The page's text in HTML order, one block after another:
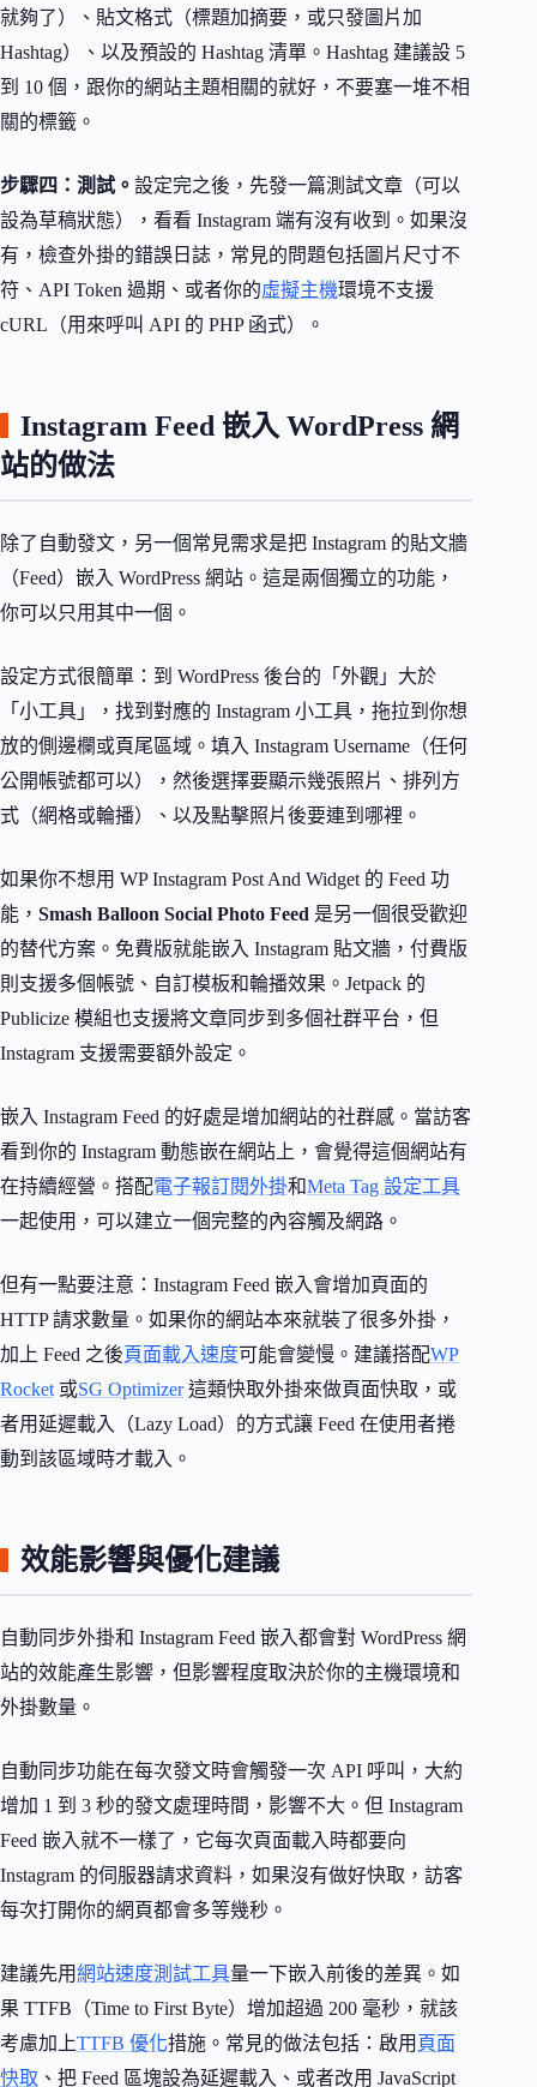
就夠了）、貼文格式（標題加摘要，或只發圖片加
Hashtag）、以及預設的 Hashtag 清單。Hashtag 建議設 5
到 10 個，跟你的網站主題相關的就好，不要塞一堆不相
關的標籤。
步驟四：測試。 設定完之後，先發一篇測試文章（可以
設為草稿狀態），看看 Instagram 端有沒有收到。如果沒
有，檢查外掛的錯誤日誌，常見的問題包括圖片尺寸不
符、API Token 過期、或者你的虛擬主機環境不支援
cURL（用來呼叫 API 的 PHP 函式）。
Instagram Feed 嵌入 WordPress 網
站的做法
除了自動發文，另一個常見需求是把 Instagram 的貼文牆
（Feed）嵌入 WordPress 網站。這是兩個獨立的功能，
你可以只用其中一個。
設定方式很簡單：到 WordPress 後台的「外觀」大於
「小工具」，找到對應的 Instagram 小工具，拖拉到你想
放的側邊欄或頁尾區域。填入 Instagram Username（任何
公開帳號都可以），然後選擇要顯示幾張照片、排列方
式（網格或輪播）、以及點擊照片後要連到哪裡。
如果你不想用 WP Instagram Post And Widget 的 Feed 功
能， Smash Balloon Social Photo Feed 是另一個很受歡迎
的替代方案。免費版就能嵌入 Instagram 貼文牆，付費版
則支援多個帳號、自訂模板和輪播效果。Jetpack 的
Publicize 模組也支援將文章同步到多個社群平台，但
Instagram 支援需要額外設定。
嵌入 Instagram Feed 的好處是增加網站的社群感。當訪客
看到你的 Instagram 動態嵌在網站上，會覺得這個網站有
在持續經營。搭配電子報訂閱外掛和Meta Tag 設定工具
一起使用，可以建立一個完整的內容觸及網路。
但有一點要注意：Instagram Feed 嵌入會增加頁面的
HTTP 請求數量。如果你的網站本來就裝了很多外掛，
加上 Feed 之後頁面載入速度可能會變慢。建議搭配WP
Rocket 或SG Optimizer這類快取外掛來做頁面快取，或
者用延遲載入（Lazy Load）的方式讓 Feed 在使用者捲
動到該區域時才載入。
效能影響與優化建議
自動同步外掛和 Instagram Feed 嵌入都會對 WordPress 網
站的效能產生影響，但影響程度取決於你的主機環境和
外掛數量。
自動同步功能在每次發文時會觸發一次 API 呼叫，大約
增加 1 到 3 秒的發文處理時間，影響不大。但 Instagram
Feed 嵌入就不一樣了，它每次頁面載入時都要向
Instagram 的伺服器請求資料，如果沒有做好快取，訪客
每次打開你的網頁都會多等幾秒。
建議先用網站速度測試工具量一下嵌入前後的差異。如
果 TTFB（Time to First Byte）增加超過 200 毫秒，就該
考慮加上TTFB 優化措施。常見的做法包括：啟用 頁面
快取 、把 Feed 區塊設為延遲載入、或者改用 JavaScript